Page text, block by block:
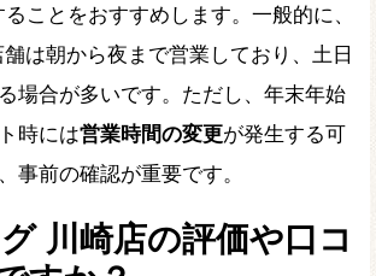
ことをおすすめします。一般的に、
は朝から夜まで営業しており、土日
場合が多いです。ただし、年末年始
時には営業時間の変更が発生する可
事前の確認が重要です。
川崎店の評価や口コ